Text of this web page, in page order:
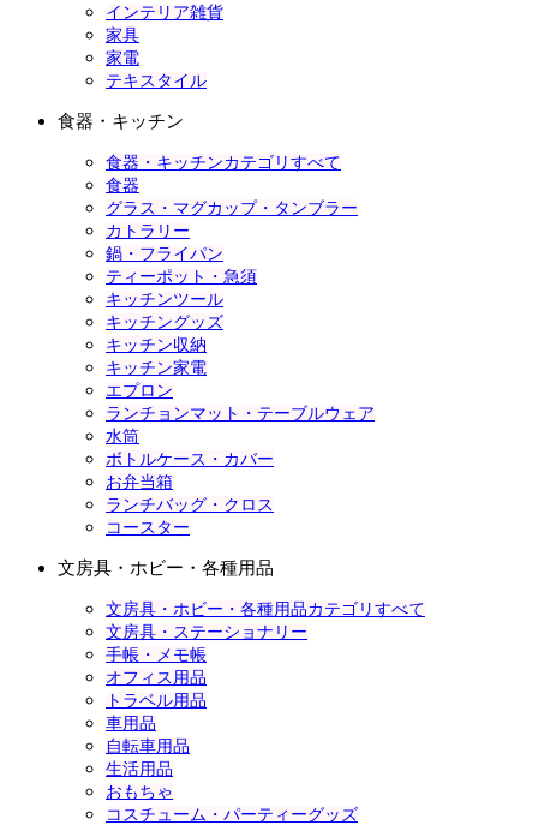
インテリア雑貨
家具
家電
テキスタイル
食器・キッチン
食器・キッチンカテゴリすべて
食器
グラス・マグカップ・タンブラー
カトラリー
鍋・フライパン
ティーポット・急須
キッチンツール
キッチングッズ
キッチン収納
キッチン家電
エプロン
ランチョンマット・テーブルウェア
水筒
ボトルケース・カバー
お弁当箱
ランチバッグ・クロス
コースター
文房具・ホビー・各種用品
文房具・ホビー・各種用品カテゴリすべて
文房具・ステーショナリー
手帳・メモ帳
オフィス用品
トラベル用品
車用品
自転車用品
生活用品
おもちゃ
コスチューム・パーティーグッズ